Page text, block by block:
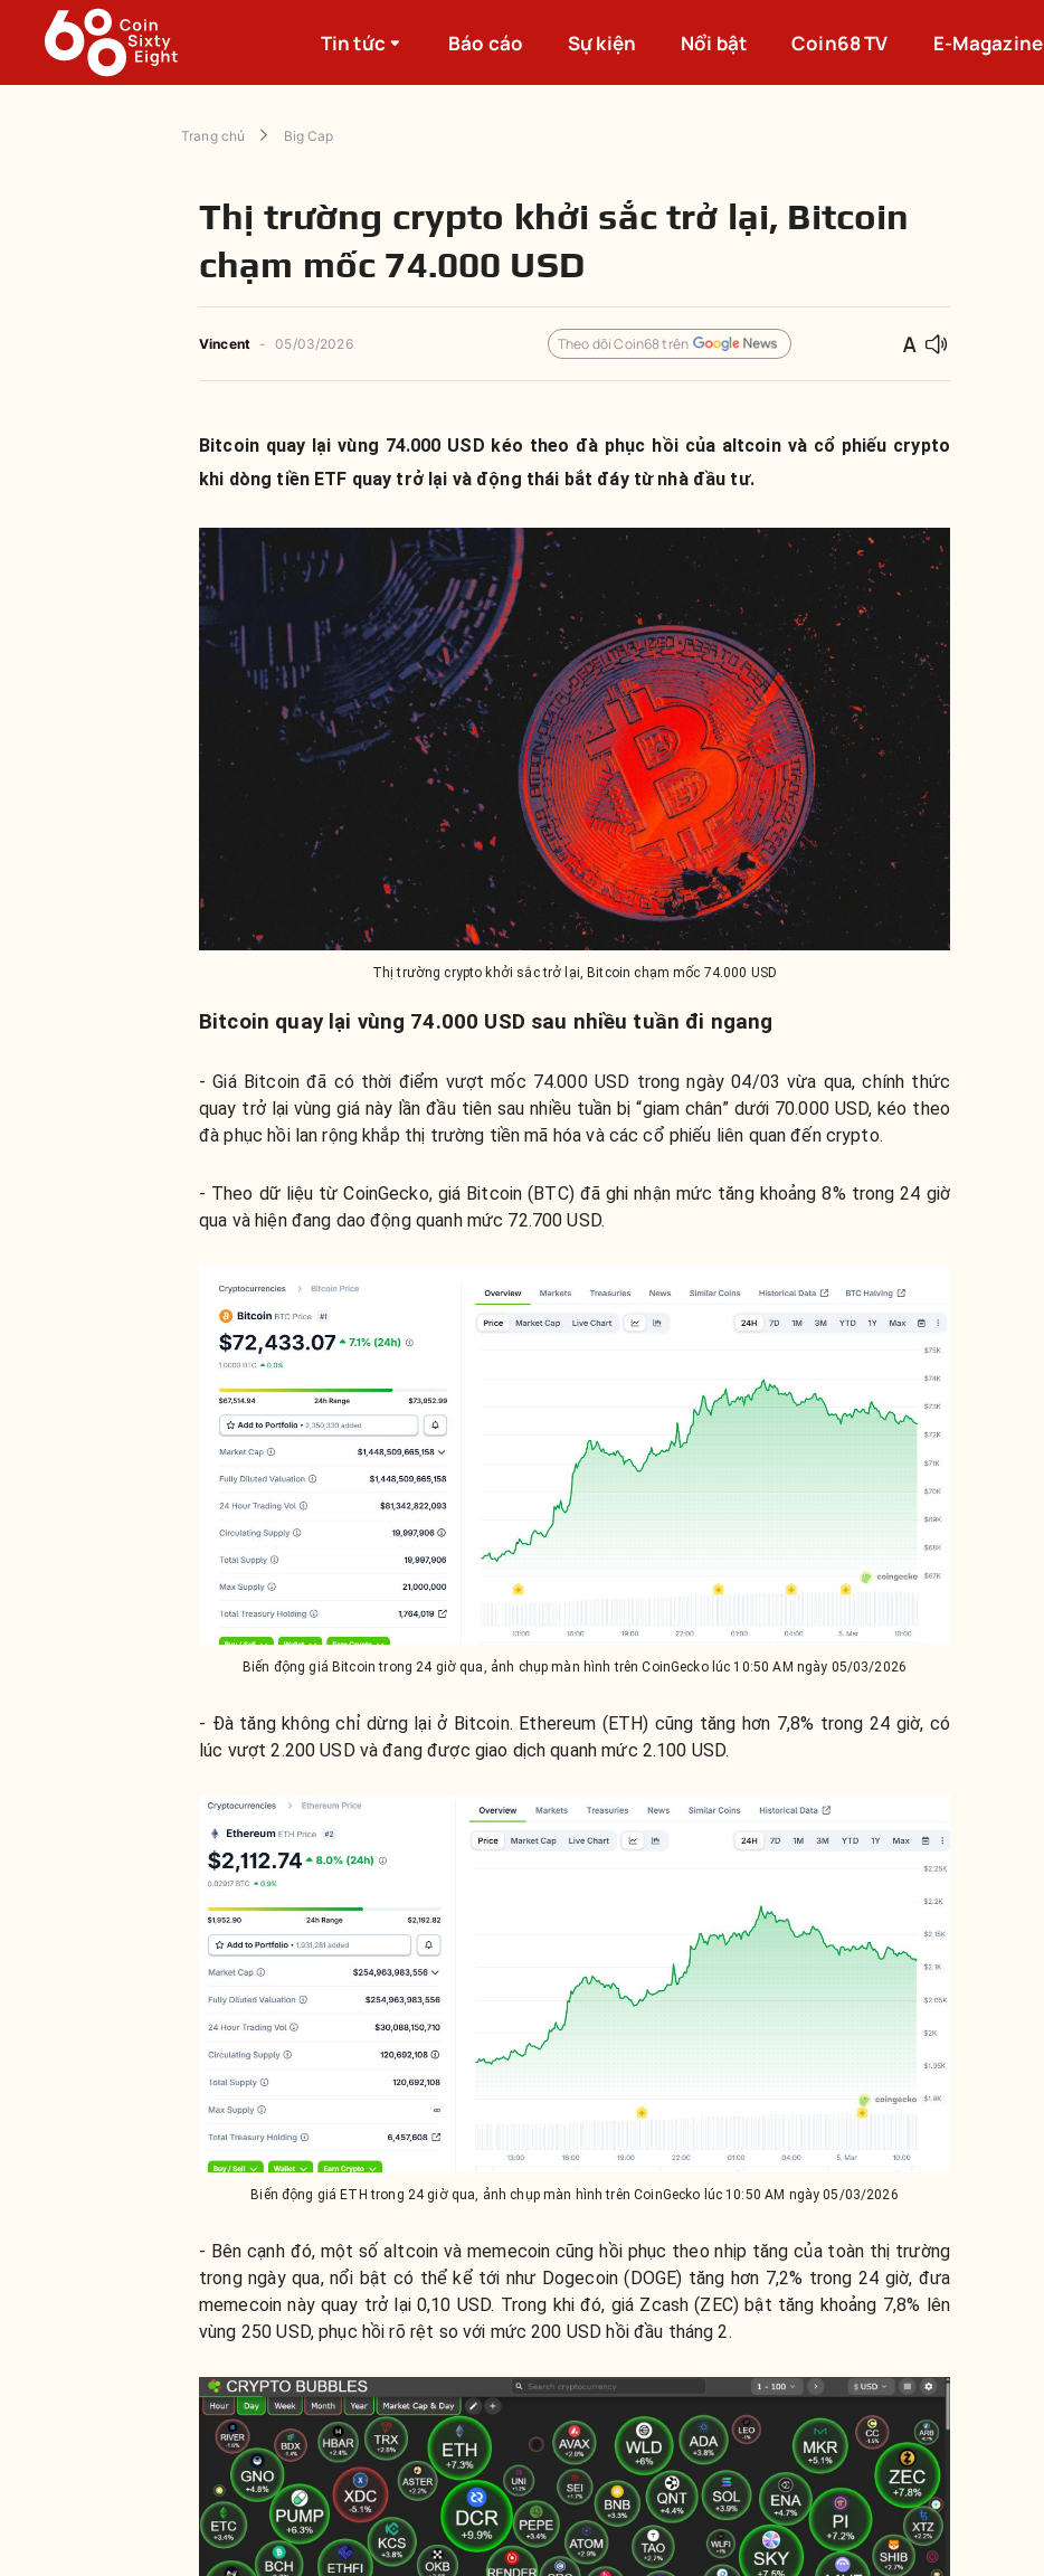
Tin tức Báo cáo Sự kiện Nổi bật Coin68 TV E-Magazine
Trang chủ Big Cap
Thị trường crypto khởi sắc trở lại, Bitcoin
chạm mốc 74.000 USD
Vincent - 05/03/2026 Theo dõi Coin68 trên
Bitcoin quay lại vùng 74.000 USD kéo theo đà phục hồi của altcoin và cổ phiếu crypto
khi dòng tiền ETF quay trở lại và động thái bắt đáy từ nhà đầu tư.
Thị trường crypto khởi sắc trở lại, Bitcoin chạm mốc 74.000 USD
Bitcoin quay lại vùng 74.000 USD sau nhiều tuần đi ngang
- Giá Bitcoin đã có thời điểm vượt mốc 74.000 USD trong ngày 04/03 vừa qua, chính thức
quay trở lại vùng giá này lần đầu tiên sau nhiều tuần bị “giam chân” dưới 70.000 USD, kéo theo
đà phục hồi lan rộng khắp thị trường tiền mã hóa và các cổ phiếu liên quan đến crypto.
- Theo dữ liệu từ CoinGecko, giá Bitcoin (BTC) đã ghi nhận mức tăng khoảng 8% trong 24 giờ
qua và hiện đang dao động quanh mức 72.700 USD.
Biến động giá Bitcoin trong 24 giờ qua, ảnh chụp màn hình trên CoinGecko lúc 10:50 AM ngày 05/03/2026
- Đà tăng không chỉ dừng lại ở Bitcoin. Ethereum (ETH) cũng tăng hơn 7,8% trong 24 giờ, có
lúc vượt 2.200 USD và đang được giao dịch quanh mức 2.100 USD.
Biến động giá ETH trong 24 giờ qua, ảnh chụp màn hình trên CoinGecko lúc 10:50 AM ngày 05/03/2026
- Bên cạnh đó, một số altcoin và memecoin cũng hồi phục theo nhịp tăng của toàn thị trường
trong ngày qua, nổi bật có thể kể tới như Dogecoin (DOGE) tăng hơn 7,2% trong 24 giờ, đưa
memecoin này quay trở lại 0,10 USD. Trong khi đó, giá Zcash (ZEC) bật tăng khoảng 7,8% lên
vùng 250 USD, phục hồi rõ rệt so với mức 200 USD hồi đầu tháng 2.